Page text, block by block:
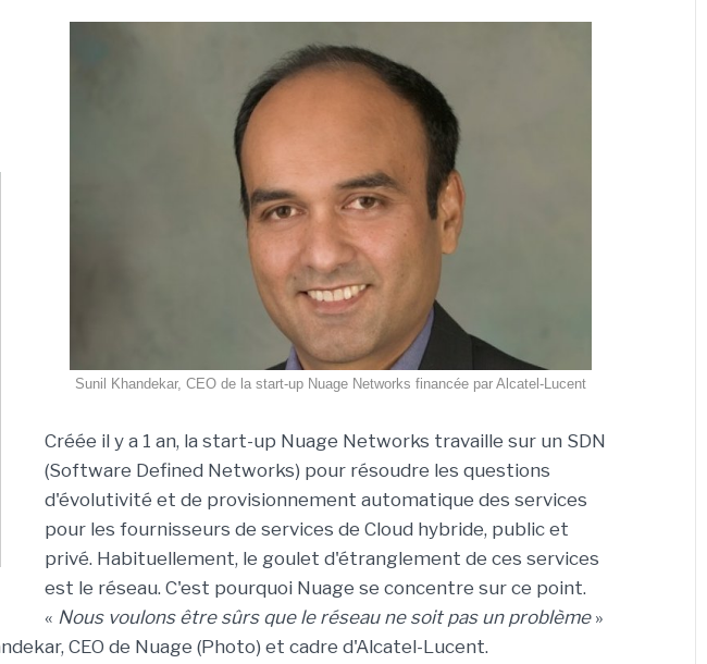
Sunil Khandekar, CEO de la start-up Nuage Networks financée par Alcatel-Lucent
Créée il y a 1 an, la start-up Nuage Networks travaille sur un SDN
(Software Defined Networks) pour résoudre les questions
d'évolutivité et de provisionnement automatique des services
pour les fournisseurs de services de Cloud hybride, public et
privé. Habituellement, le goulet d'étranglement de ces services
est le réseau. C'est pourquoi Nuage se concentre sur ce point.
« Nous voulons être sûrs que le réseau ne soit pas un problème»
CEO de Nuage (Photo) et cadre d'Alcatel-Lucent.